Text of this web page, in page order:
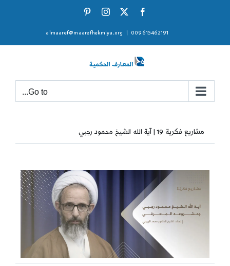
Facebook
X
Instagram
009615462191
almaaref@maarefhekmiya.org
Go to...
مشاريع فكرية 19 | آية الله الشيخ محمود رجبي